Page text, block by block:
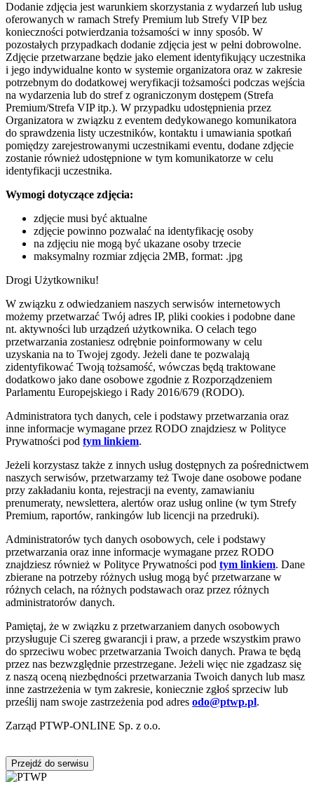
Dodanie zdjęcia jest warunkiem skorzystania z wydarzeń lub usług
oferowanych w ramach Strefy Premium lub Strefy VIP bez
konieczności potwierdzania tożsamości w inny sposób. W
pozostałych przypadkach dodanie zdjęcia jest w pełni dobrowolne.
Zdjęcie przetwarzane będzie jako element identyfikujący uczestnika
i jego indywidualne konto w systemie organizatora oraz w zakresie
potrzebnym do dodatkowej weryfikacji tożsamości podczas wejścia
na wydarzenia lub do stref z ograniczonym dostępem (Strefa
Premium/Strefa VIP itp.). W przypadku udostępnienia przez
Organizatora w związku z eventem dedykowanego komunikatora
do sprawdzenia listy uczestników, kontaktu i umawiania spotkań
pomiędzy zarejestrowanymi uczestnikami eventu, dodane zdjęcie
zostanie również udostępnione w tym komunikatorze w celu
identyfikacji uczestnika.
Wymogi dotyczące zdjęcia:
zdjęcie musi być aktualne
zdjęcie powinno pozwalać na identyfikację osoby
na zdjęciu nie mogą być ukazane osoby trzecie
maksymalny rozmiar zdjęcia 2MB, format: .jpg
Drogi Użytkowniku!
W związku z odwiedzaniem naszych serwisów internetowych
możemy przetwarzać Twój adres IP, pliki cookies i podobne dane
nt. aktywności lub urządzeń użytkownika. O celach tego
przetwarzania zostaniesz odrębnie poinformowany w celu
uzyskania na to Twojej zgody. Jeżeli dane te pozwalają
zidentyfikować Twoją tożsamość, wówczas będą traktowane
dodatkowo jako dane osobowe zgodnie z Rozporządzeniem
Parlamentu Europejskiego i Rady 2016/679 (RODO).
Administratora tych danych, cele i podstawy przetwarzania oraz
inne informacje wymagane przez RODO znajdziesz w Polityce
Prywatności pod tym linkiem.
Jeżeli korzystasz także z innych usług dostępnych za pośrednictwem
naszych serwisów, przetwarzamy też Twoje dane osobowe podane
przy zakładaniu konta, rejestracji na eventy, zamawianiu
prenumeraty, newslettera, alertów oraz usług online (w tym Strefy
Premium, raportów, rankingów lub licencji na przedruki).
Administratorów tych danych osobowych, cele i podstawy
przetwarzania oraz inne informacje wymagane przez RODO
znajdziesz również w Polityce Prywatności pod tym linkiem. Dane
zbierane na potrzeby różnych usług mogą być przetwarzane w
różnych celach, na różnych podstawach oraz przez różnych
administratorów danych.
Pamiętaj, że w związku z przetwarzaniem danych osobowych
przysługuje Ci szereg gwarancji i praw, a przede wszystkim prawo
do sprzeciwu wobec przetwarzania Twoich danych. Prawa te będą
przez nas bezwzględnie przestrzegane. Jeżeli więc nie zgadzasz się
z naszą oceną niezbędności przetwarzania Twoich danych lub masz
inne zastrzeżenia w tym zakresie, koniecznie zgłoś sprzeciw lub
prześlij nam swoje zastrzeżenia pod adres odo@ptwp.pl.
Zarząd PTWP-ONLINE Sp. z o.o.
Przejdź do serwisu